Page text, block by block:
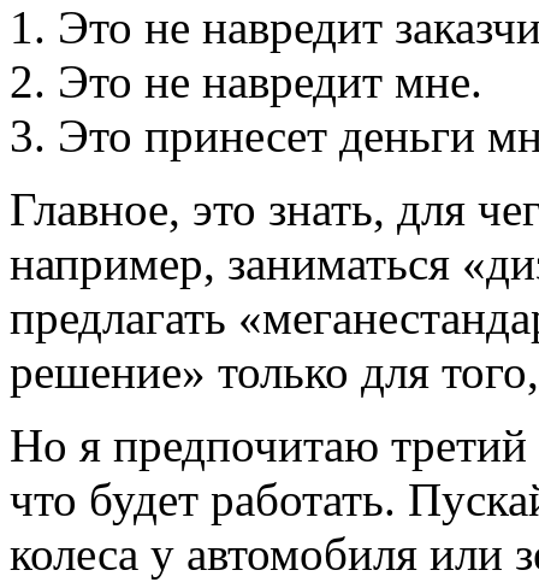
1. Это не навредит
2. Это не навредит мне.
3. Это принесет деньги
Главное, это знать, для
например, заниматься
предлагать
решение» только для
Но я предпочитаю третий
что будет работать.
колеса у автомобиля или